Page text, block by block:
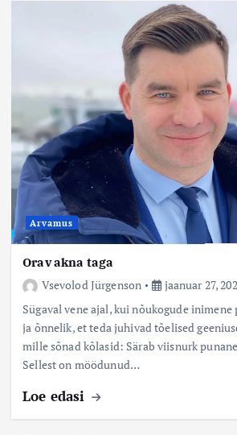
Arvamus
Orav akna taga
Vsevolod Jürgenson
jaanuar 27,
Sügaval vene ajal, kui nõukogude
ja õnnelik, et teda juhivad tõelised
mille sõnad kõlasid: Särab viisnurk
Sellest on möödunud…
Loe edasi